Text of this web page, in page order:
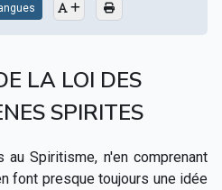
LA LOI DES
SPIRITES
Spiritisme, n'en comprenant
font presque toujours une idée